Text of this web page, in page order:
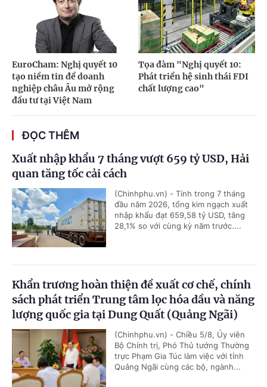
EuroCham: Nghị quyết 10
tạo niềm tin để doanh
nghiệp châu Âu mở rộng
đầu tư tại Việt Nam
Tọa đàm "Nghị quyết 10:
Phát triển hệ sinh thái FDI
chất lượng cao"
ĐỌC THÊM
Xuất nhập khẩu 7 tháng vượt 659 tỷ USD, Hải
quan tăng tốc cải cách
(Chinhphu.vn) - Tính trong 7 tháng
đầu năm 2026, tổng kim ngạch xuất
nhập khẩu đạt 659,58 tỷ USD, tăng
28,1% so với cùng kỳ năm trước....
Khẩn trương hoàn thiện đề xuất cơ chế, chính
sách phát triển Trung tâm lọc hóa dầu và năng
lượng quốc gia tại Dung Quất (Quảng Ngãi)
(Chinhphu.vn) - Chiều 5/8, Ủy viên
Bộ Chính trị, Phó Thủ tướng Thường
trực Phạm Gia Túc làm việc với tỉnh
Quảng Ngãi cùng các bộ, ngành...